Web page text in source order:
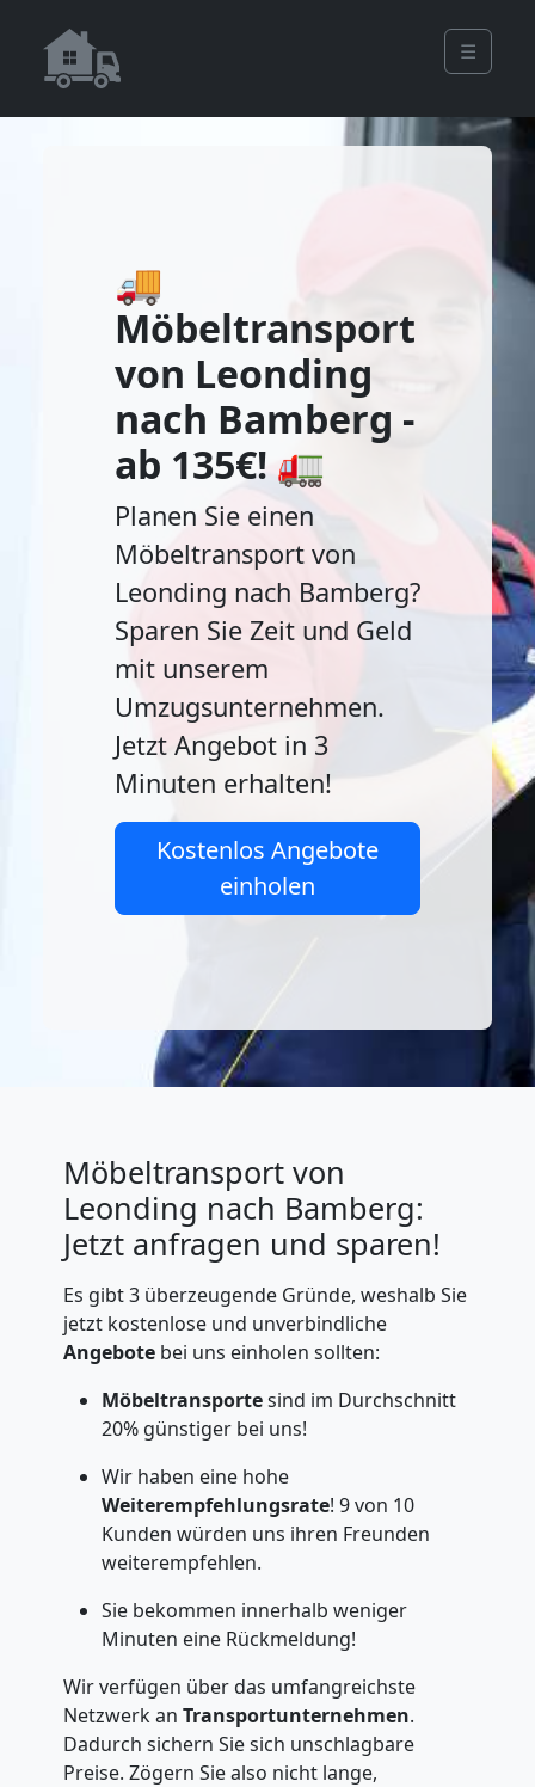
☰
🚚
Möbeltransport
von Leonding
nach Bamberg -
ab 135€! 🚛
Planen Sie einen
Möbeltransport von
Leonding nach Bamberg?
Sparen Sie Zeit und Geld
mit unserem
Umzugsunternehmen.
Jetzt Angebot in 3
Minuten erhalten!
Kostenlos Angebote
einholen
Möbeltransport von
Leonding nach Bamberg:
Jetzt anfragen und sparen!
Es gibt 3 überzeugende Gründe, weshalb Sie
jetzt kostenlose und unverbindliche
Angebote bei uns einholen sollten:
Möbeltransportesind im Durchschnitt
20% günstiger bei uns!
Wir haben eine hohe
Weiterempfehlungsrate! 9 von 10
Kunden würden uns ihren Freunden
weiterempfehlen.
Sie bekommen innerhalb weniger
Minuten eine Rückmeldung!
Wir verfügen über das umfangreichste
Netzwerk an Transportunternehmen.
Dadurch sichern Sie sich unschlagbare
Preise. Zögern Sie also nicht lange,